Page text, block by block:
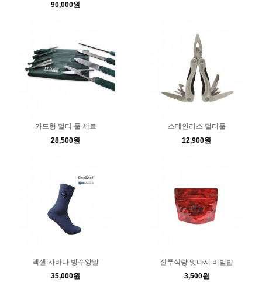
90,000원
카드형 멀티 툴 세트
28,500원
스테인리스 멀티툴
12,900원
덱셀 사바나 방수양말
35,000원
전투식량 맛다시 비빔밥
3,500원